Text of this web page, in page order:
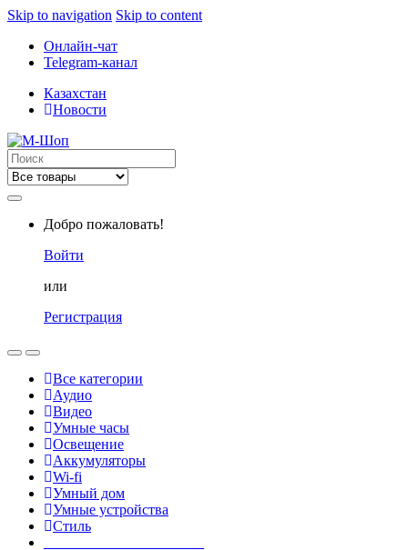
Skip to navigation Skip to content
Онлайн-чат
Telegram-канал
Казахстан
Новости
Search
for:
Добро пожаловать!
Войти
или
Регистрация
Все категории
Аудио
Видео
Умные часы
Освещение
Аккумуляторы
Wi-fi
Умный дом
Умные устройства
Стиль